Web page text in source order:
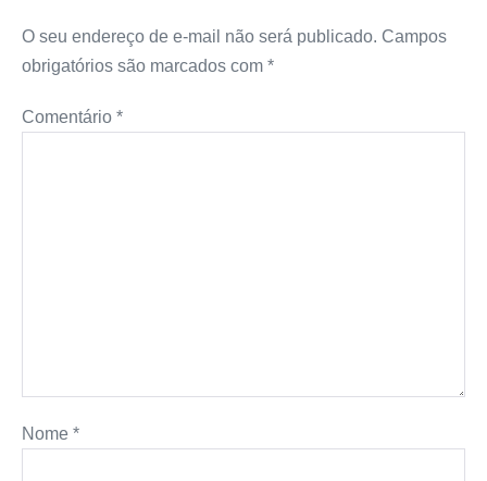
O seu endereço de e-mail não será publicado. Campos
obrigatórios são marcados com *
Comentário *
Nome *